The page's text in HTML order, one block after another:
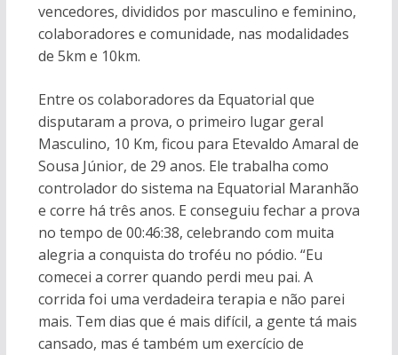
vencedores, divididos por masculino e feminino,
colaboradores e comunidade, nas modalidades
de 5km e 10km.
Entre os colaboradores da Equatorial que
disputaram a prova, o primeiro lugar geral
Masculino, 10 Km, ficou para Etevaldo Amaral de
Sousa Júnior, de 29 anos. Ele trabalha como
controlador do sistema na Equatorial Maranhão
e corre há três anos. E conseguiu fechar a prova
no tempo de 00:46:38, celebrando com muita
alegria a conquista do troféu no pódio. “Eu
comecei a correr quando perdi meu pai. A
corrida foi uma verdadeira terapia e não parei
mais. Tem dias que é mais difícil, a gente tá mais
cansado, mas é também um exercício de